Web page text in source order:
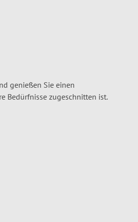
genießen Sie einen
Bedürfnisse zugeschnitten ist.